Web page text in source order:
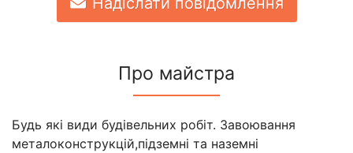
Про майстра
Будь які види будівельних робіт. Завоювання
металоконструкцій,підземні та наземні